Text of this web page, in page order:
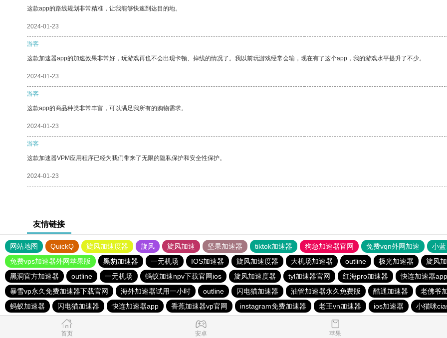
这款app的路线规划非常精准，让我能够快速到达目的地。
2024-01-23
游客
这款加速器app的加速效果非常好，玩游戏再也不会出现卡顿、掉线的情况了。我以前玩游戏经常会输，现在有了这个app，我的游戏水平提升了不少。
2024-01-23
游客
这款app的商品种类非常丰富，可以满足我所有的购物需求。
2024-01-23
游客
这款加速器VPM应用程序已经为我们带来了无限的隐私保护和安全性保护。
2024-01-23
友情链接
网站地图 QuickQ 旋风加速度器 旋风 旋风加速 坚果加速器 tiktok加速器 狗急加速器官网 免费vqn外网加速 小
免费vps加速器外网苹果版
黑豹加速器 一元机场 IOS加速器 旋风加速度器 大机场加速器 outline 极光加速器 旋风
黑洞官方加速器
outline 一元机场 蚂蚁加速npv下载官网ios 旋风加速度器 tyl加速器官网 红海pro加速器 快连加速器app
暴雪vp永久免费加速器下载官网
海外加速器试用一小时 outline 闪电猫加速器 油管加速器永久免费版 酷通加速器 老佛爷
蚂蚁加速器
闪电猫加速器 快连加速器app 香蕉加速器vp官网 instagram免费加速器 老王vn加速器 ios加速器 小猫咪
首页 安卓 苹果